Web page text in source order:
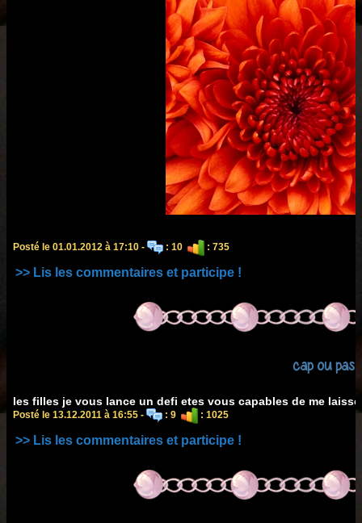
Posté le 01.01.2012 à 17:10 - : 10 : 735
>> Lis les commentaires et participe !
cap ou pas
les filles je vous lance un defi etes vous capables de me
Posté le 13.12.2011 à 16:55 - : 9 : 1025
>> Lis les commentaires et participe !